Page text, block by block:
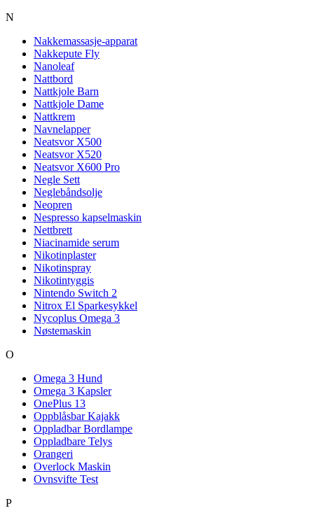
N
Nakkemassasje-apparat
Nakkepute Fly
Nanoleaf
Nattbord
Nattkjole Barn
Nattkjole Dame
Nattkrem
Navnelapper
Neatsvor X500
Neatsvor X520
Neatsvor X600 Pro
Negle Sett
Neglebåndsolje
Neopren
Nespresso kapselmaskin
Nettbrett
Niacinamide serum
Nikotinplaster
Nikotinspray
Nikotintyggis
Nintendo Switch 2
Nitrox El Sparkesykkel
Nycoplus Omega 3
Nøstemaskin
O
Omega 3 Hund
Omega 3 Kapsler
OnePlus 13
Oppblåsbar Kajakk
Oppladbar Bordlampe
Oppladbare Telys
Orangeri
Overlock Maskin
Ovnsvifte Test
P